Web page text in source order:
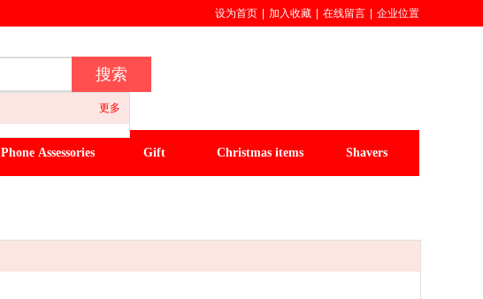
更多
搜索
Phone Assessories Gift Christmas items Shavers
设为首页 加入收藏 在线留言 企业位置